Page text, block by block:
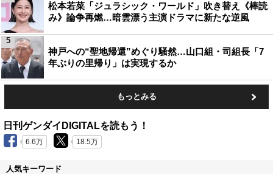
松本若菜「ジュラシック・ワールド」吹き替え《棒読
み》論争再燃…暗雲漂う主演ドラマに新たな逆風
神戸への“聖地帰還”めぐり騒然…山口組・司組長「7
年ぶりの里帰り」は実現するか
5
もっとみる
日刊ゲンダイDIGITALを読もう！
6.6万 18.5万
人気キーワード